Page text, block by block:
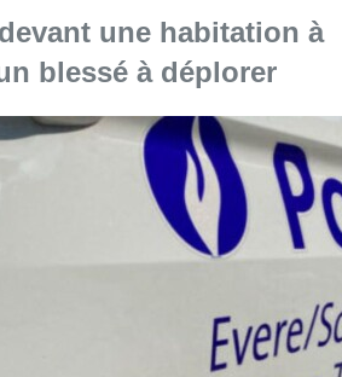
une habitation à
blessé à déplorer